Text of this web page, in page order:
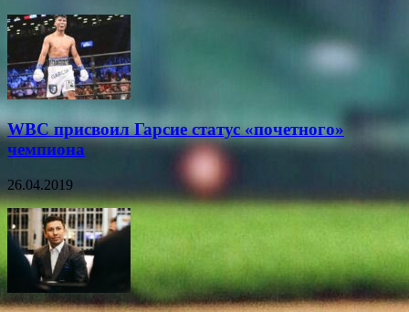
WBC присвоил Гарсие статус «почетного»
чемпиона
26.04.2019